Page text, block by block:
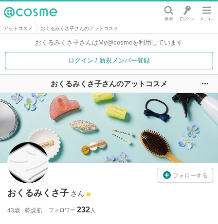
@cosme
アットコスメ おくるみくさ子さんのアットコスメ
おくるみくさ子さんは My@cosmeを利用しています
ログイン / 新規メンバー登録
おくるみくさ子さんのアットコスメ
フォローする
おくるみくさ子 さん
43歳 乾燥肌 フォロワー 232